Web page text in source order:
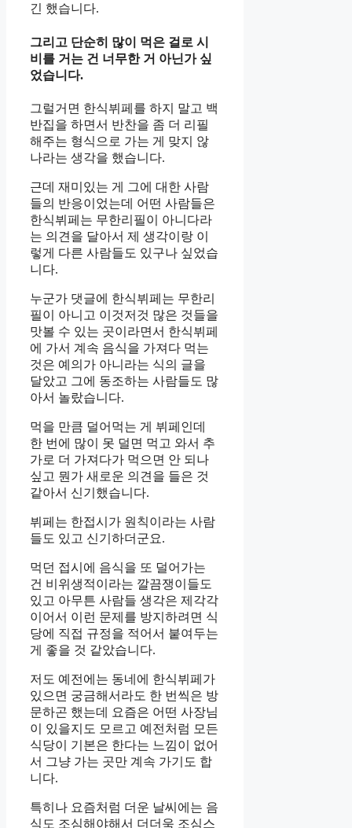
긴 했습니다.
그리고 단순히 많이 먹은 걸로 시
비를 거는 건 너무한 거 아닌가 싶
었습니다.
그럴거면 한식뷔페를 하지 말고 백
반집을 하면서 반찬을 좀 더 리필
해주는 형식으로 가는 게 맞지 않
나라는 생각을 했습니다.
근데 재미있는 게 그에 대한 사람
들의 반응이었는데 어떤 사람들은
한식뷔페는 무한리필이 아니다라
는 의견을 달아서 제 생각이랑 이
렇게 다른 사람들도 있구나 싶었습
니다.
누군가 댓글에 한식뷔페는 무한리
필이 아니고 이것저것 많은 것들을
맛볼 수 있는 곳이라면서 한식뷔페
에 가서 계속 음식을 가져다 먹는
것은 예의가 아니라는 식의 글을
달았고 그에 동조하는 사람들도 많
아서 놀랐습니다.
먹을 만큼 덜어먹는 게 뷔페인데
한 번에 많이 못 덜면 먹고 와서 추
가로 더 가져다가 먹으면 안 되나
싶고 뭔가 새로운 의견을 들은 것
같아서 신기했습니다.
뷔페는 한접시가 원칙이라는 사람
들도 있고 신기하더군요.
먹던 접시에 음식을 또 덜어가는
건 비위생적이라는 깔끔쟁이들도
있고 아무튼 사람들 생각은 제각각
이어서 이런 문제를 방지하려면 식
당에 직접 규정을 적어서 붙여두는
게 좋을 것 같았습니다.
저도 예전에는 동네에 한식뷔페가
있으면 궁금해서라도 한 번씩은 방
문하곤 했는데 요즘은 어떤 사장님
이 있을지도 모르고 예전처럼 모든
식당이 기본은 한다는 느낌이 없어
서 그냥 가는 곳만 계속 가기도 합
니다.
특히나 요즘처럼 더운 날씨에는 음
식도 조심해야해서 더더욱 조심스